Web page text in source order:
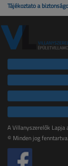
Tájékoztató a
A Villanyszerelők
© Minden jog fenntartva.